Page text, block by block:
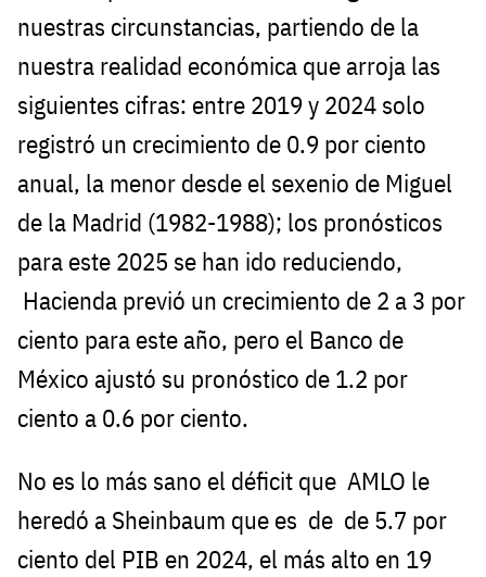
nuestras circunstancias, partiendo de la
nuestra realidad económica que arroja las
siguientes cifras: entre 2019 y 2024 solo
registró un crecimiento de 0.9 por ciento
anual, la menor desde el sexenio de Miguel
de la Madrid (1982-1988); los pronósticos
para este 2025 se han ido reduciendo,
Hacienda previó un crecimiento de 2 a 3 por
ciento para este año, pero el Banco de
México ajustó su pronóstico de 1.2 por
ciento a 0.6 por ciento.
No es lo más sano el déficit que AMLO le
heredó a Sheinbaum que es de de 5.7 por
ciento del PIB en 2024, el más alto en 19